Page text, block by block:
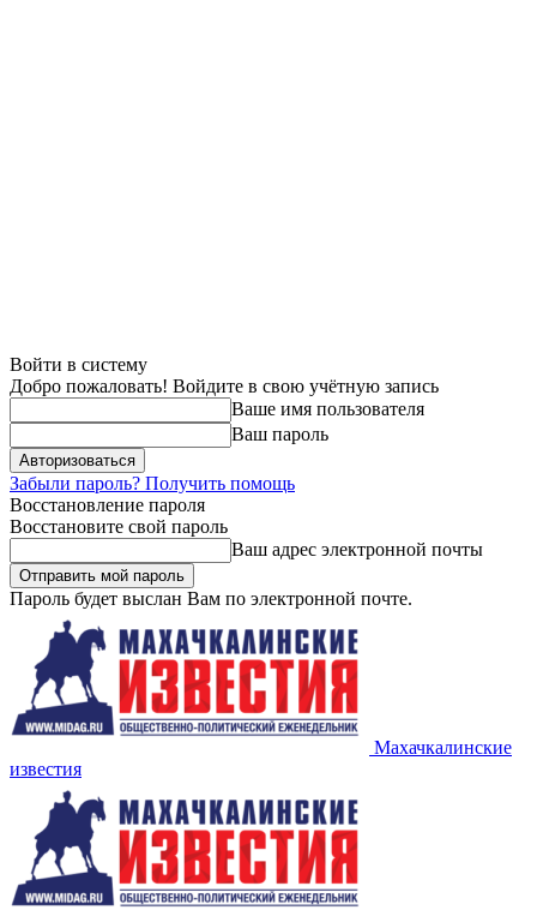
Войти в систему
Добро пожаловать! Войдите в свою учётную запись
Ваше имя пользователя
Ваш пароль
Забыли пароль? Получить помощь
Восстановление пароля
Восстановите свой пароль
Ваш адрес электронной почты
Пароль будет выслан Вам по электронной почте.
Махачкалинские
известия